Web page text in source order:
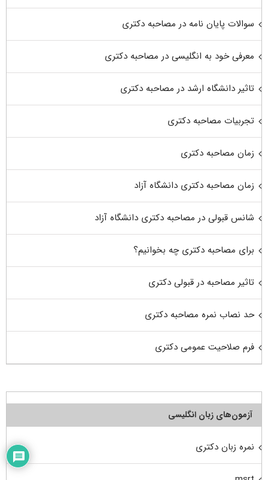
سوالات پایان نامه در مصاحبه دکتری
معرفی خود به انگلیسی در مصاحبه دکتری
تاثیر دانشگاه ارشد در مصاحبه دکتری
تجربیات مصاحبه دکتری
زمان مصاحبه دکتری
زمان مصاحبه دکتری دانشگاه آزاد
شانس قبولی در مصاحبه دکتری دانشگاه آزاد
برای مصاحبه دکتری چه بخوانیم؟
تاثیر مصاحبه در قبولی دکتری
حد نصاب نمره مصاحبه دکتری
فرم صلاحیت عمومی دکتری
آزمون‌های زبان انگلیسی
نمره زبان دکتری